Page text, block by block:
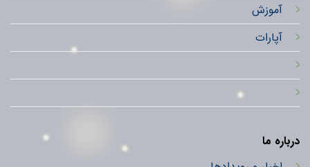
آموزش
آپارات
درباره ما